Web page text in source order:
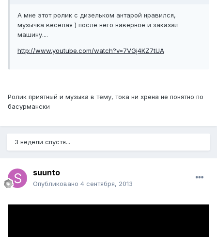
А мне этот ролик с дизельком антарой нравился,
музычка веселая ) после него наверное и заказал
машину....
http://www.youtube.com/watch?v=7VGj4KZ7tUA
Ролик приятный и музыка в тему, тока ни хрена не понятно по
басурмански
3 недели спустя...
suunto
Опубликовано 4 сентября, 2013